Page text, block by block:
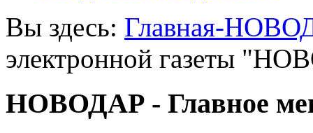
Вы здесь: Главная-
электронной газеты
НОВОДАР - Главное